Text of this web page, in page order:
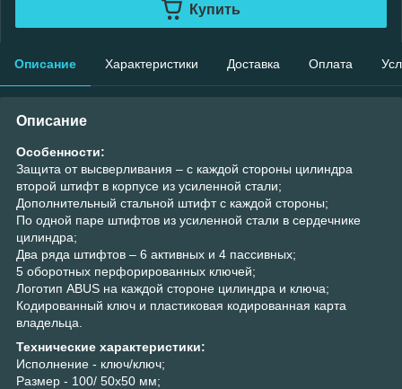
Купить
Описание Характеристики Доставка Оплата
Описание
Особенности:
Защита от высверливания – с каждой стороны цилиндра
второй штифт в корпусе из усиленной стали;
Дополнительный стальной штифт с каждой стороны;
По одной паре штифтов из усиленной стали в сердечнике
цилиндра;
Два ряда штифтов – 6 активных и 4 пассивных;
5 оборотных перфорированных ключей;
Логотип ABUS на каждой стороне цилиндра и ключа;
Кодированный ключ и пластиковая кодированная карта
владельца.
Технические характеристики:
Исполнение - ключ/ключ;
Размер - 100/ 50х50 мм;